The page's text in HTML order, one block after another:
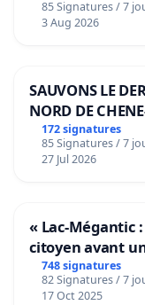
Voor
85 Signatures / 7
3 Aug 2026
SAUVONS LE
NORD DE
172 signatures
85 Signatures / 7
27 Jul 2026
« Lac-Mégantic
citoyen avant
de notre
748 signatures
82 Signatures / 7
17 Oct 2025